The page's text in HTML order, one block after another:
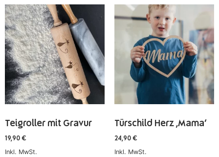
Teigroller mit Gravur
19,90 €
Inkl. MwSt.
Türschild Herz ‚Mama‘
24,90 €
Inkl. MwSt.